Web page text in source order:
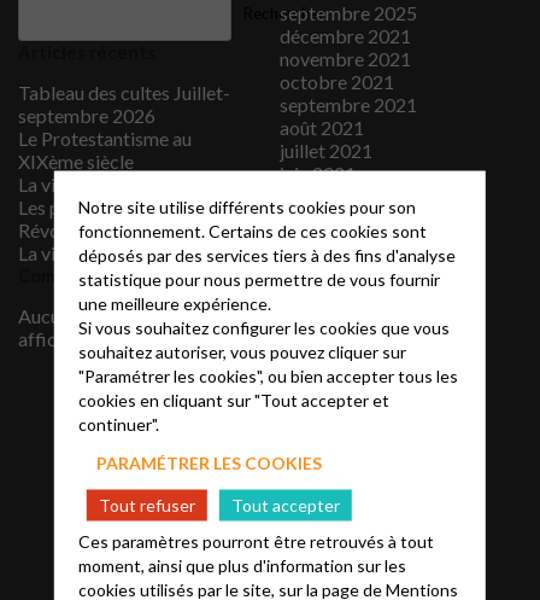
Rechercher
Tableau des cultes Juillet-
septembre 2026
Le Protestantisme au
XIXème siècle
La vidéo du mois
Les protestants sous la
Révolution française
La vidéo du mois
Commentaires récents
Aucun commentaire à
afficher.
septembre 2025
décembre 2021
novembre 2021
octobre 2021
septembre 2021
août 2021
juillet 2021
juin 2021
mai 2021
avril 2021
mars 2021
février 2021
janvier 2021
novembre 2020
septembre 2020
juillet 2020
juin 2020
juin 2019
mai 2019
avril 2019
mars 2019
novembre 2018
octobre 2018
Notre site utilise différents cookies pour son
fonctionnement. Certains de ces cookies sont
déposés par des services tiers à des fins d'analyse
statistique pour nous permettre de vous fournir
une meilleure expérience.
Si vous souhaitez configurer les cookies que vous
souhaitez autoriser, vous pouvez cliquer sur
"Paramétrer les cookies", ou bien accepter tous les
cookies en cliquant sur "Tout accepter et
continuer".
PARAMÉTRER LES COOKIES
Tout refuser
Tout accepter
Ces paramètres pourront être retrouvés à tout
moment, ainsi que plus d'information sur les
cookies utilisés par le site, sur la page deMentions